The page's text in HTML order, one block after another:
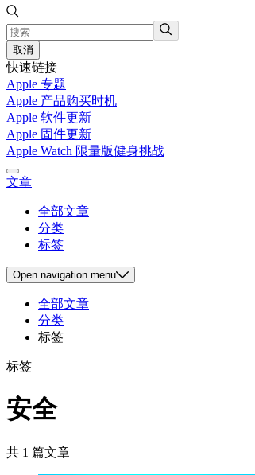
取消
快速链接
Apple 专题
Apple 产品购买时机
Apple 软件更新
Apple 固件更新
Apple Watch 限量版健身挑战
文章
全部文章
分类
标签
Open navigation menu
全部文章
分类
标签
标签
安全
共 1 篇文章